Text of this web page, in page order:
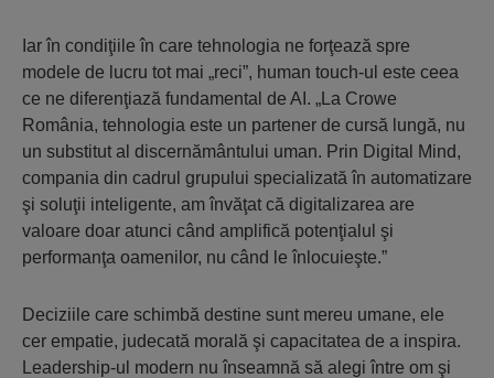
Iar în condiţiile în care tehnologia ne forţează spre
modele de lucru tot mai „reci”, human touch-ul este ceea
ce ne diferenţiază fundamental de AI. „La Crowe
România, tehnologia este un partener de cursă lungă, nu
un substitut al discernământului uman. Prin Digital Mind,
compania din cadrul grupului specializată în automatizare
şi soluţii inteligente, am învăţat că digitalizarea are
valoare doar atunci când amplifică potenţialul şi
performanţa oamenilor, nu când le înlocuieşte.”
Deciziile care schimbă destine sunt mereu umane, ele
cer empatie, judecată morală şi capacitatea de a inspira.
Leadership-ul modern nu înseamnă să alegi între om şi